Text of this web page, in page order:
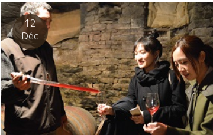
る。 昨年、第一回のの自然派ワイン・イベント“Buvont
Nature”ビュボン・ナチュールを開催。 今年は２回目、
４社のインポーターと合同で開催。 私は前日に台
湾にはいってきた。台湾料理と自然派ワインは完璧なマ
リアージュを体験。 台湾ソムリエール・コンクールで２
年連続優勝したKennyケニーさんも合流。 台湾では、若
手のソムリエさん達は、自然派ワインに対するみょうな
偏見が全くない。 昨年の第一回自然派試飲会でも多くの
ソムリエのプロ達が手伝ってくれた。 台湾には健全に広
がっていく素地ができている。 いよいよ、本格的に
12
Déc